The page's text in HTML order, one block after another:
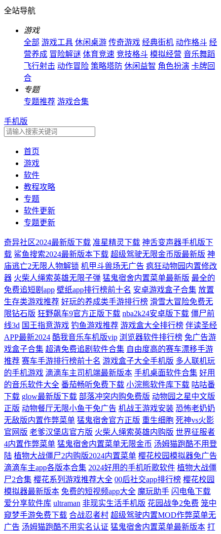
全站导航
游戏
全部 游戏工具 休闲桌游 传奇游戏 经典街机 动作格斗 经
营养成 冒险解谜 体育竞速 竞技格斗 模拟经营 音乐舞蹈
飞行射击 动作冒险 策略塔防 休闲益智 角色扮演 卡牌回
合
专题
专题推荐 游戏合集
手机版
首页
游戏
软件
教程攻略
专题
软件更新
专题更新
奇异社区2024最新版下载 准星精灵下载 神舌变声器手机版下
载 鲨鱼搜索2024最新版本下载 超级驾驶无限金币版最新版 神
庙逃亡2无限人物解锁 机甲斗兽场无广告 疯狂动物园内置修改
器 火柴人绳索英雄无限子弹 猛鬼宿舍内置菜单最新版 最全的
免费追短剧app 壁纸app排行榜前十名 安卓游戏盒子合集 放置
生存类游戏推荐 好玩的养成类手游排行榜 滑雪大冒险免费无
限钻石版 狂野飙车9官方正版下载 nba2k24安卓版下载 僵尸前
线3d 国王指意游戏 钓鱼游戏推荐 游戏盒大全排行榜 伴读圣经
APP最新2024 酷我音乐车机版vip 浏览器软件排行榜 免广告游
戏盒子合集 超清免费追剧软件合集 自由度高的赛车漂移手游
推荐 赛车手游排行榜前十名 游戏盒子大全手机版 多人联机玩
的手机游戏 滴滴车主司机端最新版本 手机桌面软件合集 好用
的音乐软件大全 番茄畅听免费下载 小浣熊软件库下载 咕咕番
下载 glow最新版下载 部落冲突内购免费版 动物园之星中文版
正版 动物餐厅无限小鱼干免广告 机战王游戏安装 恐怖老奶奶
无敌版内置作弊菜单 猛鬼宿舍官方正版 重生细胞 死神vs火影
官网版 老爹汉堡店官方版 火柴人绳索英雄内购版 世界征服者
4内置作弊菜单 猛鬼宿舍内置菜单无限金币 汤姆猫跑酷不用登
陆 植物大战僵尸2内购版2024内置菜单 樱花校园模拟器免广告
滴滴车主app各版本合集 2024好用的手机听歌软件 植物大战僵
尸2合集 樱花系列游戏推荐大全 00后社交app排行榜 樱花校园
模拟器最新版本 免费的短视频app大全 魔玩助手 闪电龟下载
爱分享软件库 ultraman 非现实生活手机版 花园战争2免费 笼中
窥梦手游免费下载 合战忍者村 超级驾驶内置MOD作弊菜单无
广告 汤姆猫跑酷不用实名认证 猛鬼宿舍内置菜单最新版本 打